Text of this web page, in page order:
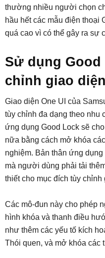
thường nhiều người chọn
hầu hết các mẫu điện thoại
quá cao vì có thể gây ra sự
Sử dụng
chỉnh giao diện
Giao diện One UI của
tùy chỉnh đa dạng theo nhu
ứng dụng Good Lock sẽ
nữa bằng cách mở khóa
nghiệm. Bản thân ứng
mà người dùng phải tải
thiết cho mục đích tùy chỉnh
Các mô-đun này cho phép
hình khóa và thanh điều
như thêm các yếu tố kích
Thói quen, và mở khóa các